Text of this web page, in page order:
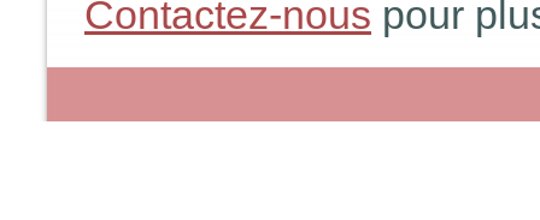
Contactez-nous pour